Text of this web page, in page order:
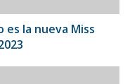
es la nueva Miss